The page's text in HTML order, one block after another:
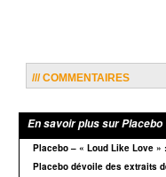
/// COMMENTAIRES
En savoir plus sur Placebo
Placebo – « Loud Like Love »
Placebo dévoile des extraits